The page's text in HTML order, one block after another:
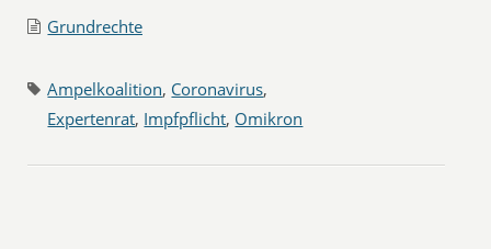
Grundrechte
Ampelkoalition, Coronavirus,
Expertenrat, Impfpflicht, Omikron